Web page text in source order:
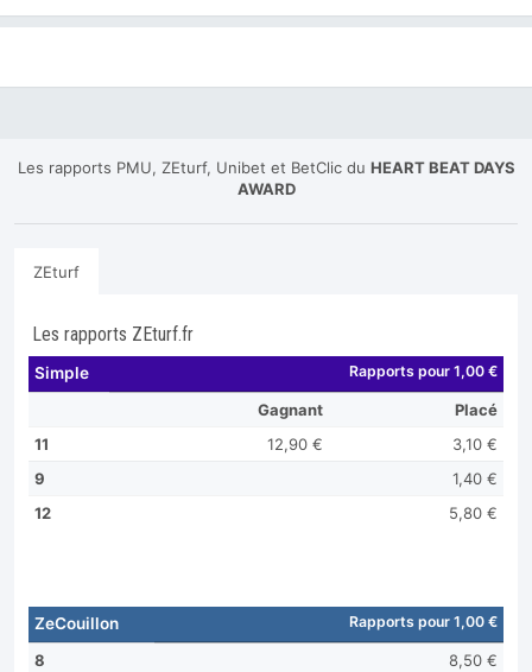
Les rapports PMU, ZEturf, Unibet et BetClic du HEART BEAT DAYS
AWARD
ZEturf
Les rapports ZEturf.fr
Simple Rapports pour 1,00 €
Gagnant
Placé
11
12,90 €
3,10 €
9
1,40 €
12
5,80 €
ZeCouillon Rapports pour 1,00 €
8 8,50 €